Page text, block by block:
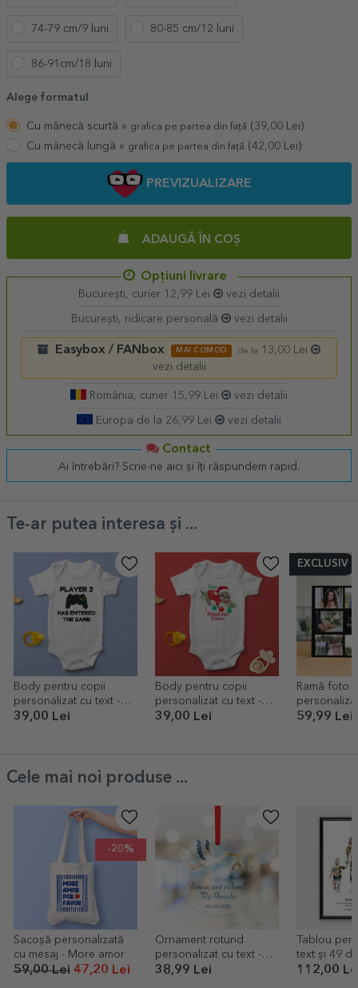
74-79 cm/9 luni 80-85 cm/12 luni
86-91cm/18 luni
Alege formatul
Cu mânecă scurtă » grafica pe partea din față (39,00 Lei)
Cu mânecă lungă » grafica pe partea din față (42,00 Lei)
PREVIZUALIZARE
ADAUGĂ ÎN COȘ
Opțiuni livrare
București, curier 12,99 Lei vezi detalii
București, ridicare personală vezi detalii
Easybox / FANbox MAI COMOD de la
13,00 Lei
vezi detalii
România, curier 15,99 Lei vezi detalii
Europa de la 26,99 Lei vezi detalii
Contact
Ai întrebări? Scrie-ne aici și îți răspundem rapid.
Te-ar putea interesa și ...
Body pentru copii
personalizat cu text -
Player
39,00 Lei
Body pentru copii
personalizat cu text -
Leneș de Crăciun
39,00 Lei
EXCLUSIV
Ramă foto
poze și text
59,99 Lei
Cele mai noi produse ...
-20%
Sacoșă personalizată
cu mesaj - More amor
59,00 Lei 47,20 Lei
Ornament rotund
personalizat cu text -
Bine ai venit pe lume
38,99 Lei
Tablou
text și 49
Tata, fetiță
112,00